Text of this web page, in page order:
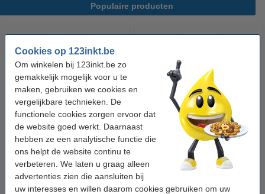
Cookies op 123inkt.be
Om winkelen bij 123inkt.be zo
gemakkelijk mogelijk voor u te
maken, gebruiken we cookies en
vergelijkbare technieken. De
functionele cookies zorgen ervoor dat
de website goed werkt. Daarnaast
hebben ze een analytische functie die
ons helpt de website continu te
verbeteren. We laten u graag alleen
advertenties zien die aansluiten bij
uw interesses en willen daarom cookies gebruiken om uw
Populaire producten
123inkt kopieerpapier 1 pak van
500 vellen A4 - 80 g/m²
€ 7,25 Incl. 21% btw
123inkt kopieerpapier 1 doos
van 2500 vellen A4 - 80 g/m²
€ 33,50 Incl. 21% btw